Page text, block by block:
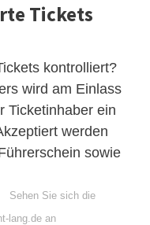
Tickets
kontrolliert?
wird am Einlass
Ticketinhaber ein
werden
sowie
Sehen Sie sich die
lang.de an